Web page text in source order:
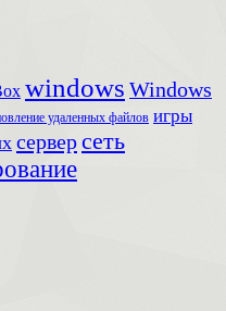
windows Windows
удаленных файлов игры
серверсеть